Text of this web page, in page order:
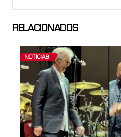
RELACIONADOS
NOTICIAS